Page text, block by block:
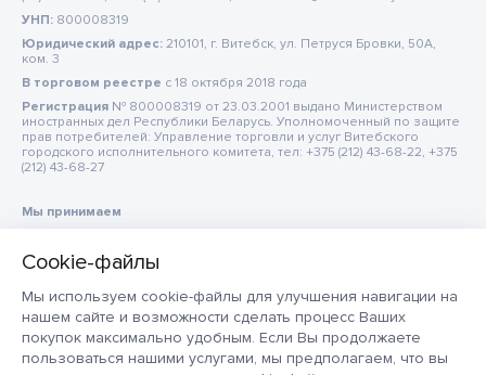
Мы используем cookie-файлы для улучшения навигации на
нашем сайте и возможности сделать процесс Ваших
покупок максимально удобным. Если Вы продолжаете
пользоваться нашими услугами, мы предполагаем, что вы
УНП: 800008319
Юридический адрес: 210101, г. Витебск, ул. Петруся Бровки, 50А,
ком. 3
В торговом реестре c 18 октября 2018 года
Регистрация № 800008319 от 23.03.2001 выдано Министерством
иностранных дел Республики Беларусь. Уполномоченный по защите
прав потребителей: Управление торговли и услуг Витебского
городского исполнительного комитета, тел: +375 (212) 43-68-22, +375
(212) 43-68-27
Мы принимаем